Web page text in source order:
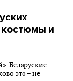
костюмы и